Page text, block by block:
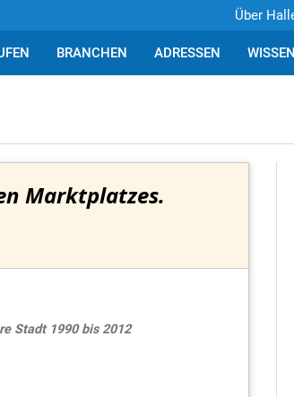
Über
BRANCHEN ADRESSEN
Marktplatzes.
Stadt 1990 bis 2012